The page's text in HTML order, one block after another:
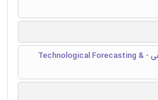
پیش بینی فنی و تغییر اجتماعی - Technological Forecasting &